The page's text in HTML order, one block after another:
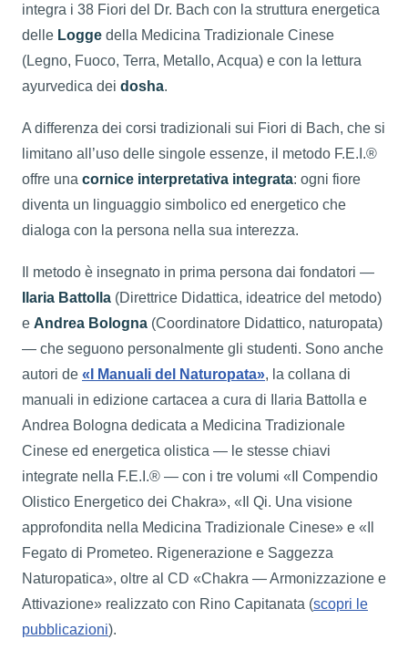
integra i 38 Fiori del Dr. Bach con la struttura energetica
delle Logge della Medicina Tradizionale Cinese
(Legno, Fuoco, Terra, Metallo, Acqua) e con la lettura
ayurvedica dei dosha.
A differenza dei corsi tradizionali sui Fiori di Bach, che si
limitano all’uso delle singole essenze, il metodo F.E.I.®
offre una cornice interpretativa integrata: ogni fiore
diventa un linguaggio simbolico ed energetico che
dialoga con la persona nella sua interezza.
Il metodo è insegnato in prima persona dai fondatori —
Ilaria Battolla (Direttrice Didattica, ideatrice del metodo)
e Andrea Bologna (Coordinatore Didattico, naturopata)
— che seguono personalmente gli studenti. Sono anche
autori de «I Manuali del Naturopata», la collana di
manuali in edizione cartacea a cura di Ilaria Battolla e
Andrea Bologna dedicata a Medicina Tradizionale
Cinese ed energetica olistica — le stesse chiavi
integrate nella F.E.I.® — con i tre volumi «Il Compendio
Olistico Energetico dei Chakra», «Il Qi. Una visione
approfondita nella Medicina Tradizionale Cinese» e «Il
Fegato di Prometeo. Rigenerazione e Saggezza
Naturopatica», oltre al CD «Chakra — Armonizzazione e
Attivazione» realizzato con Rino Capitanata (scopri le
pubblicazioni).